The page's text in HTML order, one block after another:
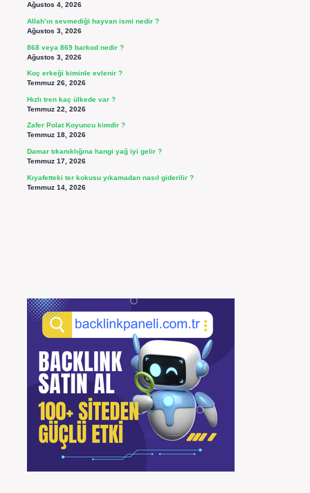
Ağustos 4, 2026
Allah’ın sevmediği hayvan ismi nedir ?
Ağustos 3, 2026
868 veya 869 barkod nedir ?
Ağustos 3, 2026
Koç erkeği kiminle evlenir ?
Temmuz 26, 2026
Hızlı tren kaç ülkede var ?
Temmuz 22, 2026
Zafer Polat Koyuncu kimdir ?
Temmuz 18, 2026
Damar tıkanıklığına hangi yağ iyi gelir ?
Temmuz 17, 2026
Kıyafetteki ter kokusu yıkamadan nasıl giderilir ?
Temmuz 14, 2026